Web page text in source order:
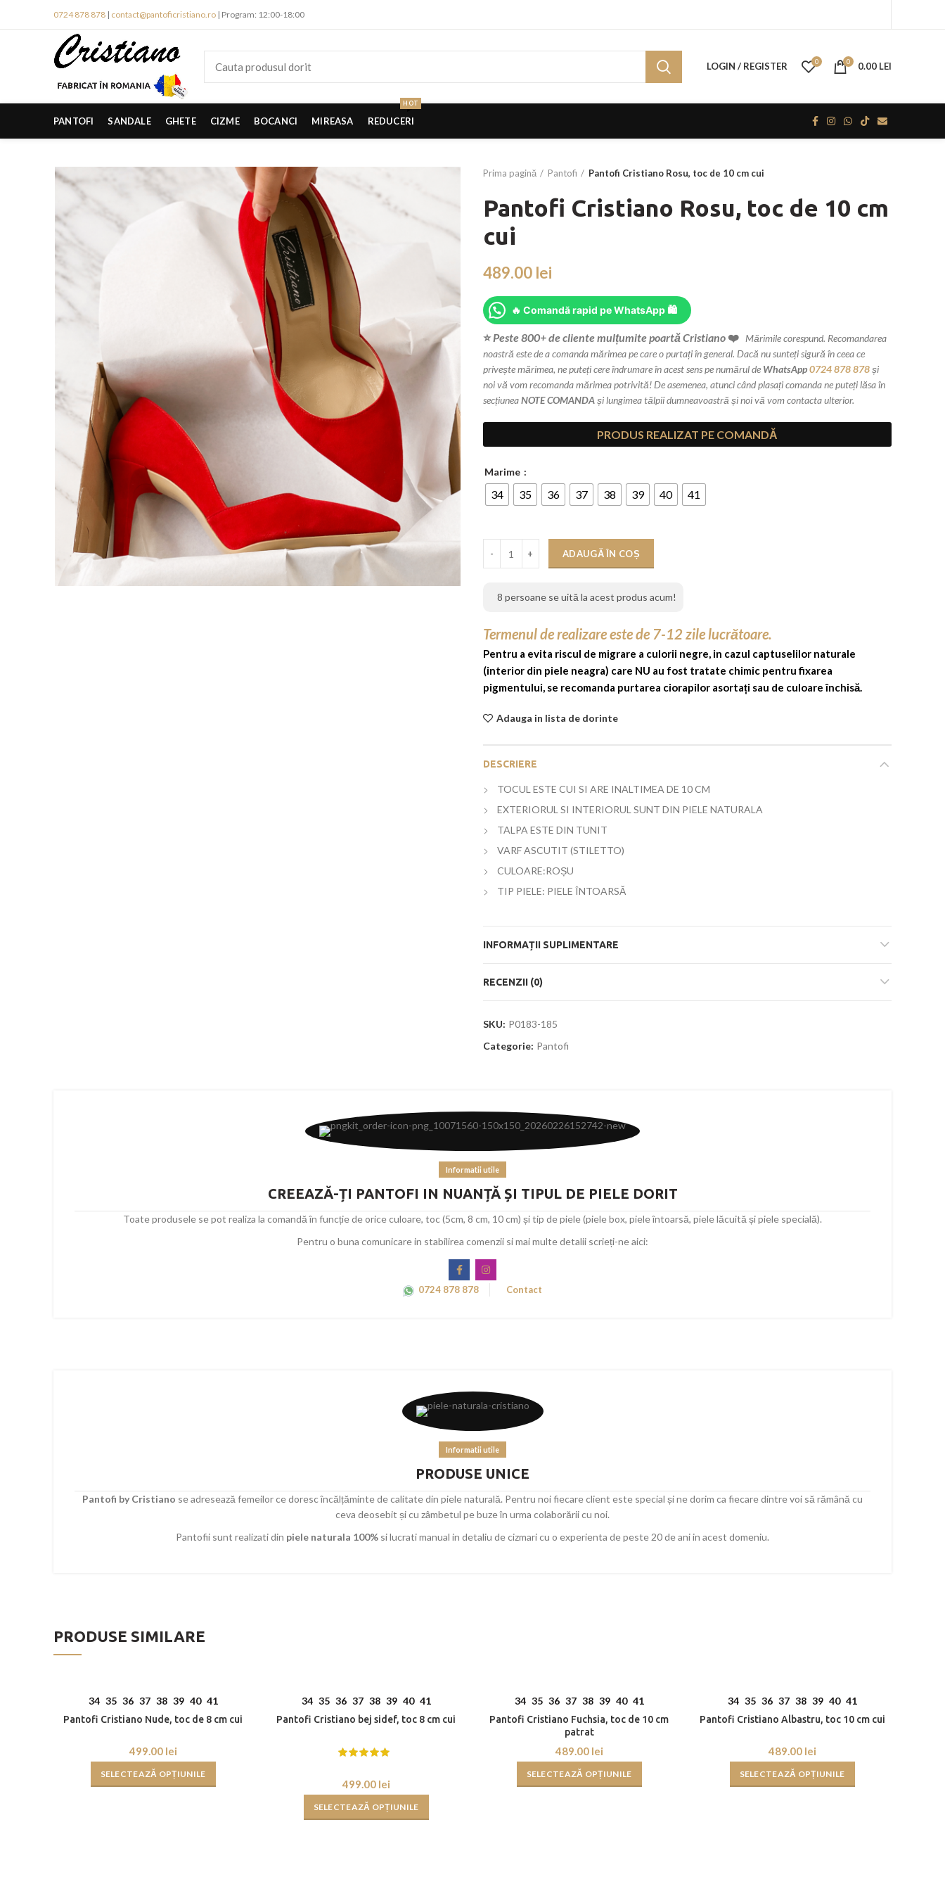
0724 878 878 | contact@pantoficristiano.ro | Program: 12:00-18:00
LOGIN / REGISTER 0 0 0.00 LEI
PANTOFI SANDALE GHETE CIZME BOCANCI MIREASA REDUCERI
HOT
Prima pagină Pantofi Pantofi Cristiano Rosu, toc de 10 cm cui
Pantofi Cristiano Rosu, toc de 10 cm
cui
lei
🔥 Comandă rapid pe WhatsApp 🛍
⭐Peste 800+ de cliente mulțumite poartă Cristiano ❤️ Mărimile corespund. Recomandarea
noastră este de a comanda mărimea pe care o purtați în general. Dacă nu sunteți sigură în ceea ce
privește mărimea, ne puteți cere îndrumare în acest sens pe numărul de WhatsApp0724 878 878și
noi vă vom recomanda mărimea potrivită! De asemenea, atunci când plasați comanda ne puteți lăsa în
secțiuneaNOTE COMANDAși lungimea tălpii dumneavoastră și noi vă vom contacta ulterior.
PRODUS REALIZAT PE COMANDĂ
Marime
34 35 36 37 38 39 40 41
Cantitate Pantofi Cristiano Rosu, toc de 10 cm cui
ADAUGĂ ÎN COȘ
8 persoane se uită la acest produs acum!
Termenul de realizare este de 7-12 zile lucrătoare.
Pentru a evita riscul de migrare a culorii negre, in cazul captuselilor naturale
(interior din piele neagra) care NU au fost tratate chimic pentru fixarea
pigmentului, se recomanda purtarea ciorapilor asortați sau de culoare închisă.
Adauga in lista de dorinte
DESCRIERE
TOCUL ESTE CUI SI ARE INALTIMEA DE 10CM
EXTERIORUL SI INTERIORUL SUNT DIN PIELE NATURALA
TALPA ESTE DIN TUNIT
VARF ASCUTIT (STILETTO)
CULOARE:ROȘU
TIP PIELE: PIELE ÎNTOARSĂ
INFORMAȚII SUPLIMENTARE
RECENZII (0)
SKU: P0183-185
Categorie: Pantofi
Informatii utile
CREEAZĂ-ȚI PANTOFI IN NUANȚĂ ȘI TIPUL DE PIELE DORIT
Toate produsele se pot realiza la comandă în funcție de orice culoare, toc (5cm, 8 cm, 10 cm) și tip de piele (piele box, piele întoarsă, piele lăcuită și piele specială).
Pentru o buna comunicare in stabilirea comenzii si mai multe detalii scrieți-ne aici:
0724 878 878 Contact
Informatii utile
PRODUSE UNICE
Pantofi by Cristiano se adresează femeilor ce doresc încălțăminte de calitate din piele naturală. Pentru noi fiecare client este special și ne dorim ca fiecare dintre voi să rămână cu
ceva deosebit și cu zâmbetul pe buze în urma colaborării cu noi.
Pantofii sunt realizati din piele naturala 100% si lucrati manual in detaliu de cizmari cu o experienta de peste 20 de ani in acest domeniu.
PRODUSE SIMILARE
34 35 36 37 38 39 40 41
Pantofi Cristiano Nude, toc de 8 cm cui
lei
SELECTEAZĂ OPȚIUNILE
34 35 36 37 38 39 40 41
Pantofi Cristiano bej sidef, toc 8 cm cui
lei
SELECTEAZĂ OPȚIUNILE
34 35 36 37 38 39 40 41
Pantofi Cristiano Fuchsia, toc de 10 cm
patrat
lei
SELECTEAZĂ OPȚIUNILE
34 35 36 37 38 39 40 41
Pantofi Cristiano Albastru, toc 10 cm cui
lei
SELECTEAZĂ OPȚIUNILE